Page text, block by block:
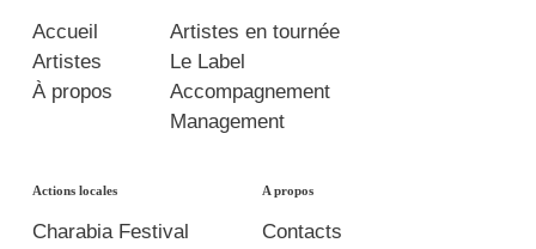
Accueil
Artistes
À propos
Artistes en tournée
Le Label
Accompagnement
Management
Actions locales
Charabia Festival
A propos
Contacts